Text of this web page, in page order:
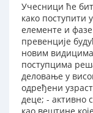
Учесници ће
како поступити
елементе и
превенције
новим
поступцима
деловање у
одређени
деце; - активно